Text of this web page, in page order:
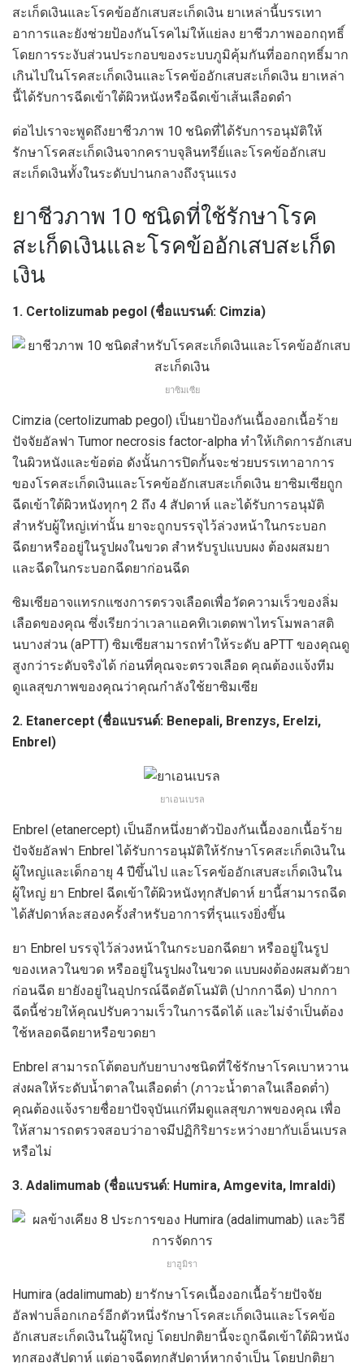
สะเก็ดเงินและโรคข้ออักเสบสะเก็ดเงิน ยาเหล่านี้บรรเทา
อาการและยังช่วยป้องกันโรคไม่ให้แย่ลง ยาชีวภาพออกฤทธิ์
โดยการระงับส่วนประกอบของระบบภูมิคุ้มกันที่ออกฤทธิ์มาก
เกินไปในโรคสะเก็ดเงินและโรคข้ออักเสบสะเก็ดเงิน ยาเหล่า
นี้ได้รับการฉีดเข้าใต้ผิวหนังหรือฉีดเข้าเส้นเลือดดำ
ต่อไปเราจะพูดถึงยาชีวภาพ 10 ชนิดที่ได้รับการอนุมัติให้
รักษาโรคสะเก็ดเงินจากคราบจุลินทรีย์และโรคข้ออักเสบ
สะเก็ดเงินทั้งในระดับปานกลางถึงรุนแรง
ยาชีวภาพ 10 ชนิดที่ใช้รักษาโรค
สะเก็ดเงินและโรคข้ออักเสบสะเก็ด
เงิน
1. Certolizumab pegol (ชื่อแบรนด์: Cimzia)
ยาซิมเซีย
Cimzia (certolizumab pegol) เป็นยาป้องกันเนื้องอกเนื้อร้าย
ปัจจัยอัลฟา Tumor necrosis factor-alpha ทำให้เกิดการอักเสบ
ในผิวหนังและข้อต่อ ดังนั้นการปิดกั้นจะช่วยบรรเทาอาการ
ของโรคสะเก็ดเงินและโรคข้ออักเสบสะเก็ดเงิน ยาซิมเซียถูก
ฉีดเข้าใต้ผิวหนังทุกๆ 2 ถึง 4 สัปดาห์ และได้รับการอนุมัติ
สำหรับผู้ใหญ่เท่านั้น ยาจะถูกบรรจุไว้ล่วงหน้าในกระบอก
ฉีดยาหรืออยู่ในรูปผงในขวด สำหรับรูปแบบผง ต้องผสมยา
และฉีดในกระบอกฉีดยาก่อนฉีด
ซิมเซียอาจแทรกแซงการตรวจเลือดเพื่อวัดความเร็วของลิ่ม
เลือดของคุณ ซึ่งเรียกว่าเวลาแอคทิเวเตดพาไทรโมพลาสติ
นบางส่วน (aPTT) ซิมเซียสามารถทำให้ระดับ aPTT ของคุณดู
สูงกว่าระดับจริงได้ ก่อนที่คุณจะตรวจเลือด คุณต้องแจ้งทีม
ดูแลสุขภาพของคุณว่าคุณกำลังใช้ยาซิมเซีย
2. Etanercept (ชื่อแบรนด์: Benepali, Brenzys, Erelzi,
Enbrel)
ยาเอนเบรล
Enbrel (etanercept) เป็นอีกหนึ่งยาตัวป้องกันเนื้องอกเนื้อร้าย
ปัจจัยอัลฟา Enbrel ได้รับการอนุมัติให้รักษาโรคสะเก็ดเงินใน
ผู้ใหญ่และเด็กอายุ 4 ปีขึ้นไป และโรคข้ออักเสบสะเก็ดเงินใน
ผู้ใหญ่ ยา Enbrel ฉีดเข้าใต้ผิวหนังทุกสัปดาห์ ยานี้สามารถฉีด
ได้สัปดาห์ละสองครั้งสำหรับอาการที่รุนแรงยิ่งขึ้น
ยา Enbrel บรรจุไว้ล่วงหน้าในกระบอกฉีดยา หรืออยู่ในรูป
ของเหลวในขวด หรืออยู่ในรูปผงในขวด แบบผงต้องผสมตัวยา
ก่อนฉีด ยายังอยู่ในอุปกรณ์ฉีดอัตโนมัติ (ปากกาฉีด) ปากกา
ฉีดนี้ช่วยให้คุณปรับความเร็วในการฉีดได้ และไม่จำเป็นต้อง
ใช้หลอดฉีดยาหรือขวดยา
Enbrel สามารถโต้ตอบกับยาบางชนิดที่ใช้รักษาโรคเบาหวาน
ส่งผลให้ระดับน้ำตาลในเลือดต่ำ (ภาวะน้ำตาลในเลือดต่ำ)
คุณต้องแจ้งรายชื่อยาปัจจุบันแก่ทีมดูแลสุขภาพของคุณ เพื่อ
ให้สามารถตรวจสอบว่าอาจมีปฏิกิริยาระหว่างยากับเอ็นเบรล
หรือไม่
3. Adalimumab (ชื่อแบรนด์: Humira, Amgevita, Imraldi)
ยาฮูมิรา
Humira (adalimumab) ยารักษาโรคเนื้องอกเนื้อร้ายปัจจัย
อัลฟาบล็อกเกอร์อีกตัวหนึ่งรักษาโรคสะเก็ดเงินและโรคข้อ
อักเสบสะเก็ดเงินในผู้ใหญ่ โดยปกติยานี้จะถูกฉีดเข้าใต้ผิวหนัง
ทุกสองสัปดาห์ แต่อาจฉีดทุกสัปดาห์หากจำเป็น โดยปกติยา